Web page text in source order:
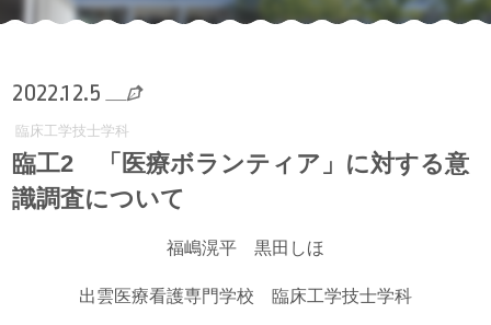
2022.12.5
臨床工学技士学科
臨工2 「医療ボランティア」に対する意
識調査について
福嶋滉平 黒田しほ
出雲医療看護専門学校 臨床工学技士学科